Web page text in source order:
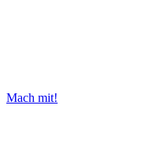
Mach mit!